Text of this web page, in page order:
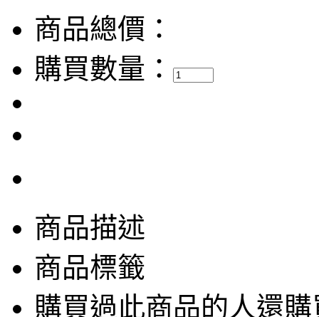
商品總價：
購買數量：
商品描述
商品標籤
購買過此商品的人還